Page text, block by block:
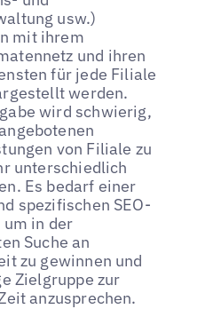
usw.)
mit ihrem
und ihren
für jede Filiale
werden.
wird schwierig,
von Filiale zu
unterschiedlich
Es bedarf einer
spezifischen SEO-
in der
Suche an
zu gewinnen und
Zielgruppe zur
anzusprechen.